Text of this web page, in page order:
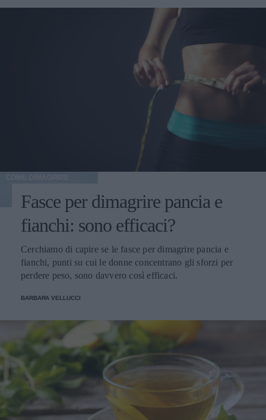
Fasce per dimagrire pancia e
fianchi: sono efficaci?
Cerchiamo di capire se le fasce per dimagrire pancia e
fianchi, punti su cui le donne concentrano gli sforzi per
perdere peso, sono davvero così efficaci.
BARBARA VELLUCCI